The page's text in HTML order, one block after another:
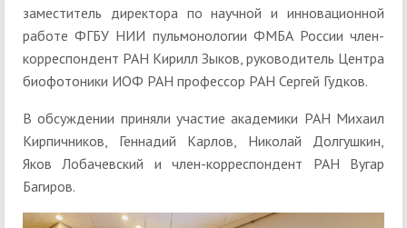
заместитель директора по научной и инновационной
работе ФГБУ НИИ пульмонологии ФМБА России член-
корреспондент РАН Кирилл Зыков, руководитель Центра
биофотоники ИОФ РАН профессор РАН Сергей Гудков.
В обсуждении приняли участие академики РАН Михаил
Кирпичников, Геннадий Карлов, Николай Долгушкин,
Яков Лобачевский и член-корреспондент РАН Вугар
Багиров.